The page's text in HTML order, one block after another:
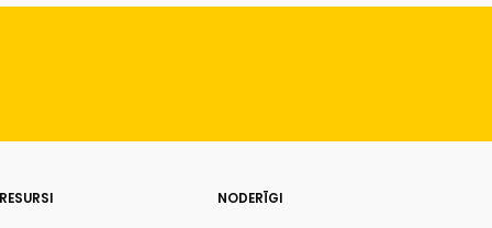
NODERĪGI